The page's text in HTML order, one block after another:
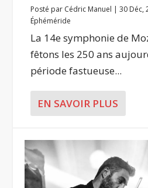
Posté par Cédric Manuel |30 Déc,
Éphéméride
La 14e symphonie de
fêtons les 250 ans
période fastueuse...
EN SAVOIR PLUS